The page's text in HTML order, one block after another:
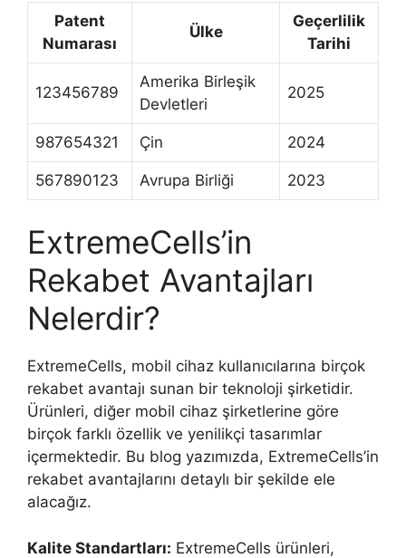
Patent
Numarası
Ülke
Geçerlilik
Tarihi
123456789
Amerika Birleşik
Devletleri
2025
987654321 Çin 2024
567890123 Avrupa Birliği 2023
ExtremeCells’in
Rekabet Avantajları
Nelerdir?
ExtremeCells, mobil cihaz kullanıcılarına birçok
rekabet avantajı sunan bir teknoloji şirketidir.
Ürünleri, diğer mobil cihaz şirketlerine göre
birçok farklı özellik ve yenilikçi tasarımlar
içermektedir. Bu blog yazımızda, ExtremeCells’in
rekabet avantajlarını detaylı bir şekilde ele
alacağız.
Kalite Standartları: ExtremeCells ürünleri,